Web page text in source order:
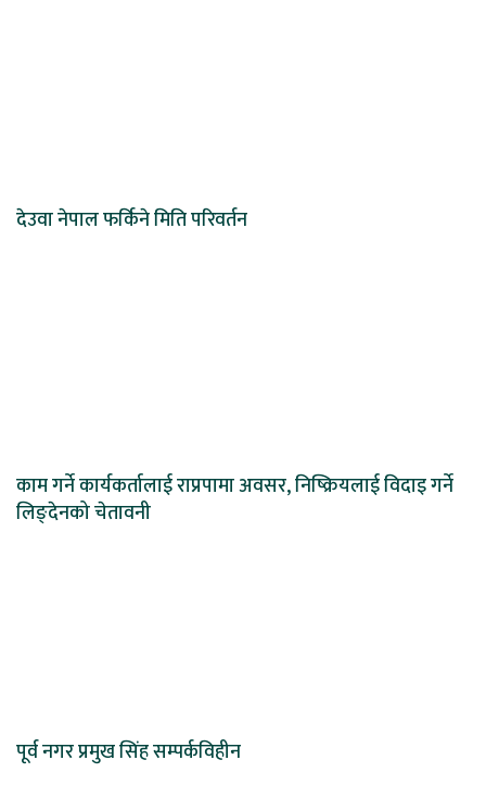
देउवा नेपाल फर्किने मिति परिवर्तन
काम गर्ने कार्यकर्तालाई राप्रपामा अवसर, निष्क्रियलाई विदाइ गर्ने
लिङ्देनको चेतावनी
पूर्व नगर प्रमुख सिंह सम्पर्कविहीन